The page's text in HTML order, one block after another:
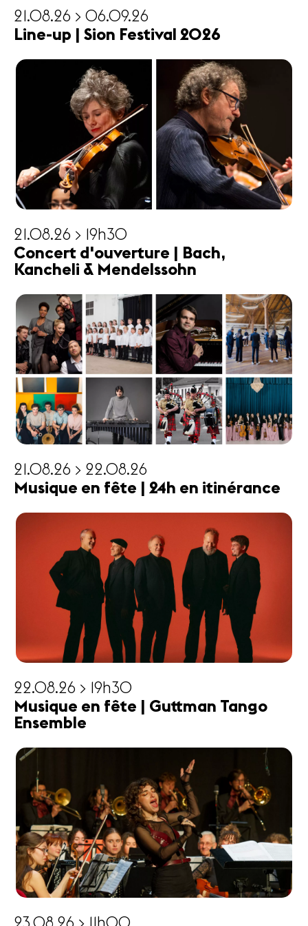
21.08.26 > 06.09.26
Line-up | Sion Festival 2026
21.08.26 > 19h30
Concert d'ouverture | Bach,
Kancheli & Mendelssohn
21.08.26 > 22.08.26
Musique en fête | 24h en itinérance
22.08.26 > 19h30
Musique en fête | Guttman Tango
Ensemble